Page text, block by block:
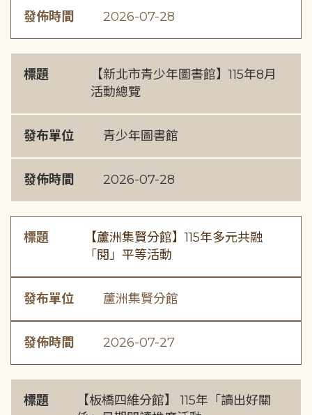
發佈時間 2026-07-28
標題
【新北市青少年圖書館】115年8月
活動總覽
發布單位 青少年圖書館
發佈時間 2026-07-28
標題
【蘆洲集賢分館】115年多元共融
「閱」平等活動
發布單位 蘆洲集賢分館
發佈時間 2026-07-27
標題
【板橋四維分館】 115年「讀出好關